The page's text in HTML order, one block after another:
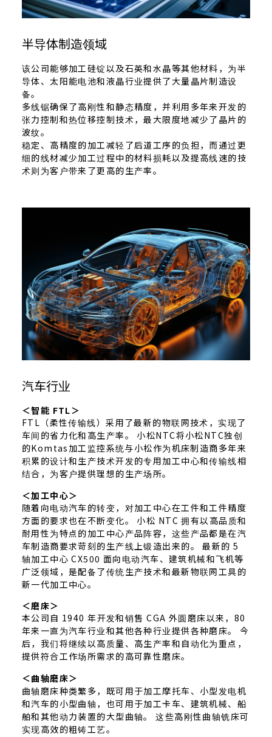
半导体制造领域
该公司能够加工硅锭以及石英和水晶等其他材料，为半
导体、太阳能电池和液晶行业提供了大量晶片制造设
备。
多线锯确保了高刚性和静态精度，并利用多年来开发的
张力控制和热位移控制技术，最大限度地减少了晶片的
波纹。
稳定、高精度的加工减轻了后道工序的负担，而通过更
细的线材减少加工过程中的材料损耗以及提高线速的技
术则为客户带来了更高的生产率。
汽车行业
＜智能 FTL＞
FTL（柔性传输线）采用了最新的物联网技术，实现了
车间的省力化和高生产率。 小松NTC将小松NTC独创
的Komtas加工监控系统与小松作为机床制造商多年来
积累的设计和生产技术开发的专用加工中心和传输线相
结合，为客户提供理想的生产场所。
＜加工中心＞
随着向电动汽车的转变，对加工中心在工件和工件精度
方面的要求也在不断变化。 小松 NTC 拥有以高品质和
耐用性为特点的加工中心产品阵容，这些产品都是在汽
车制造商要求苛刻的生产线上锻造出来的。 最新的 5
轴加工中心 CX500 面向电动汽车、建筑机械和飞机等
广泛领域，是配备了传统生产技术和最新物联网工具的
新一代加工中心。
＜磨床＞
本公司自 1940 年开发和销售 CGA 外圆磨床以来，80
年来一直为汽车行业和其他各种行业提供各种磨床。 今
后，我们将继续以高质量、高生产率和自动化为重点，
提供符合工作场所需求的高可靠性磨床。
＜曲轴磨床＞
曲轴磨床种类繁多，既可用于加工摩托车、小型发电机
和汽车的小型曲轴，也可用于加工卡车、建筑机械、船
舶和其他动力装置的大型曲轴。 这些高刚性曲轴铣床可
实现高效的粗铸工艺。